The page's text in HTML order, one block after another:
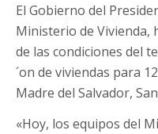
El Gobierno del
Ministerio de Vivienda,
de las condiciones del
´on de viviendas para
Madre del Salvador,
«Hoy, los equipos del